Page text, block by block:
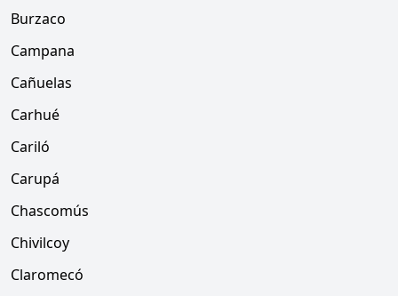
Burzaco
Campana
Cañuelas
Carhué
Cariló
Carupá
Chascomús
Chivilcoy
Claromecó